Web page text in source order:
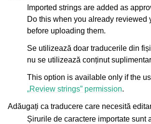
Imported strings are added as
Do this when you already reviewed
before uploading them.
Se utilizează doar traducerile din
nu se utilizează conținut
This option is available only if the
„Review strings” permission.
Adăugați ca traducere care necesită
Șirurile de caractere importate sunt